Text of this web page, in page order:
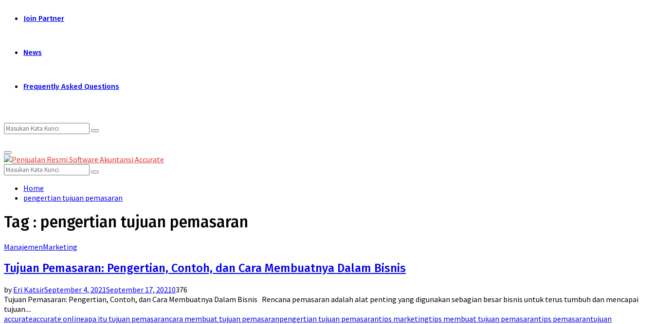
Join Partner
News
Frequently Asked Questions
Search
for:
Search
Primary
Menu
Search
for:
Search
Home
pengertian tujuan pemasaran
Tag : pengertian tujuan pemasaran
ManajemenMarketing
Tujuan Pemasaran: Pengertian, Contoh, dan Cara Membuatnya Dalam Bisnis
byEri KatsirSeptember 4, 2021September 17, 20210376
Tujuan Pemasaran: Pengertian, Contoh, dan Cara Membuatnya Dalam Bisnis Rencana pemasaran adalah alat penting yang digunakan sebagian besar bisnis untuk terus tumbuh dan mencapai
tujuan....
accurateaccurate onlineapa itu tujuan pemasarancara membuat tujuan pemasaranpengertian tujuan pemasarantips marketingtips membuat tujuan pemasarantips pemasarantujuan